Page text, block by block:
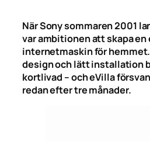
När Sony sommaren 2001
var ambitionen att skapa
internetmaskin för
design och lätt installation
kortlivad – och eVilla
redan efter tre månader.